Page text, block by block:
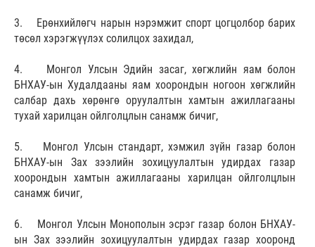
3. Ерөнхийлөгч нарын нэрэмжит спорт цогцолбор барих
төсөл хэрэгжүүлэх солилцох захидал,
4. Монгол Улсын Эдийн засаг, хөгжлийн яам болон
БНХАУ-ын Худалдааны яам хоорондын ногоон хөгжлийн
салбар дахь хөрөнгө оруулалтын хамтын ажиллагааны
тухай харилцан ойлголцлын санамж бичиг,
5. Монгол Улсын стандарт, хэмжил зүйн газар болон
БНХАУ-ын Зах зээлийн зохицуулалтын удирдах газар
хоорондын хамтын ажиллагааны харилцан ойлголцлын
санамж бичиг,
6. Монгол Улсын Монополын эсрэг газар болон БНХАУ-
ын Зах зээлийн зохицуулалтын удирдах газар хооронд